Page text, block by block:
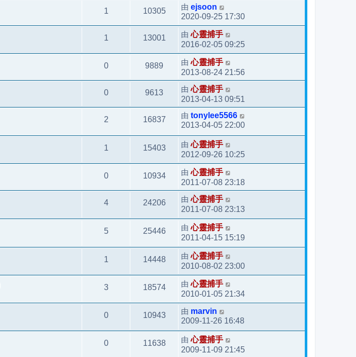
1 10305 由 ejsoon
2020-09-25 17:30
1 13001 由心靈捕手
2016-02-05 09:25
0 9889 由心靈捕手
2013-08-24 21:56
0 9613 由心靈捕手
2013-04-13 09:51
2 16837 由 tonylee5566
2013-04-05 22:00
1 15403 由心靈捕手
2012-09-26 10:25
0 10934 由心靈捕手
2011-07-08 23:18
4 24206 由心靈捕手
2011-07-08 23:13
5 25446 由心靈捕手
2011-04-15 15:19
1 14448 由心靈捕手
2010-08-02 23:00
3 18574 由心靈捕手
2010-01-05 21:34
0 10943 由 marvin
2009-11-26 16:48
0 11638 由心靈捕手
2009-11-09 21:45